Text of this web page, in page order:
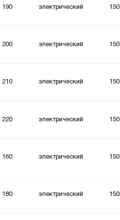
190 электрический 150
200 электрический 150
210 электрический 150
220 электрический 150
160 электрический 150
180 электрический 150